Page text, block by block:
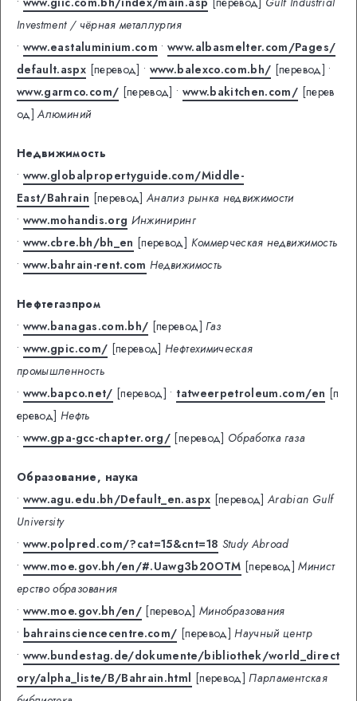
Investment / чёрная металлургия
• www.eastaluminium.com •www.albasmelter.com/Pages/
default.aspx [перевод] • www.balexco.com.bh/ [перевод] •
www.garmco.com/ [перевод] • www.bakitchen.com/ [перев
од] Алюминий
Недвижимость
• www.globalpropertyguide.com/Middle-
East/Bahrain [перевод] Анализ рынка недвижимости
• www.mohandis.org Инжиниринг
• www.cbre.bh/bh_en [перевод] Коммерческая недвижимость
• www.bahrain-rent.com Недвижимость
Нефтегазпром
• www.banagas.com.bh/ [перевод] Газ
• www.gpic.com/ [перевод] Нефтехимическая
промышленность
• www.bapco.net/ [перевод] • tatweerpetroleum.com/en [п
еревод] Нефть
• www.gpa-gcc-chapter.org/ [перевод] Обработка газа
Образование, наука
• www.agu.edu.bh/Default_en.aspx [перевод] Arabian Gulf
University
• www.polpred.com/?cat=15&cnt=18 Study Abroad
• www.moe.gov.bh/en/#.Uawg3b20OTM [перевод] Минист
ерство образования
• www.moe.gov.bh/en/ [перевод] Минобразования
• bahrainsciencecentre.com/ [перевод] Научный центр
• www.bundestag.de/dokumente/bibliothek/world_direct
ory/alpha_liste/B/Bahrain.html [перевод] Парламентская